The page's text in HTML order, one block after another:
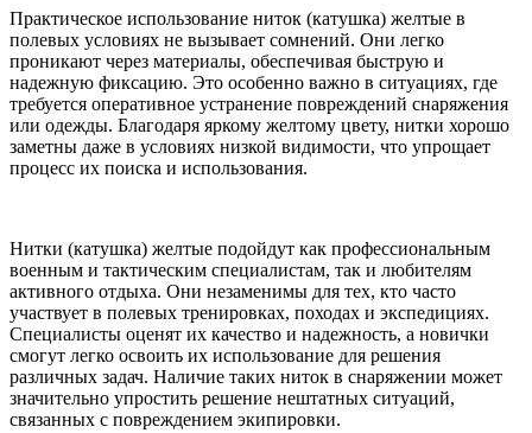
Практическое использование ниток (катушка) желтые в
полевых условиях не вызывает сомнений. Они легко
проникают через материалы, обеспечивая быструю и
надежную фиксацию. Это особенно важно в ситуациях, где
требуется оперативное устранение повреждений снаряжения
или одежды. Благодаря яркому желтому цвету, нитки хорошо
заметны даже в условиях низкой видимости, что упрощает
процесс их поиска и использования.
Нитки (катушка) желтые подойдут как профессиональным
военным и тактическим специалистам, так и любителям
активного отдыха. Они незаменимы для тех, кто часто
участвует в полевых тренировках, походах и экспедициях.
Специалисты оценят их качество и надежность, а новички
смогут легко освоить их использование для решения
различных задач. Наличие таких ниток в снаряжении может
значительно упростить решение нештатных ситуаций,
связанных с повреждением экипировки.